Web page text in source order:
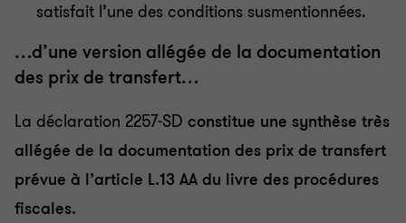
satisfait l’une des conditions susmentionnées.
…d’une version allégée de la documentation
des prix de transfert…
La déclaration 2257-SD constitue une synthèse très
allégée de la documentation des prix de transfert
prévue à l’article L.13 AA du livre des procédures
fiscales.